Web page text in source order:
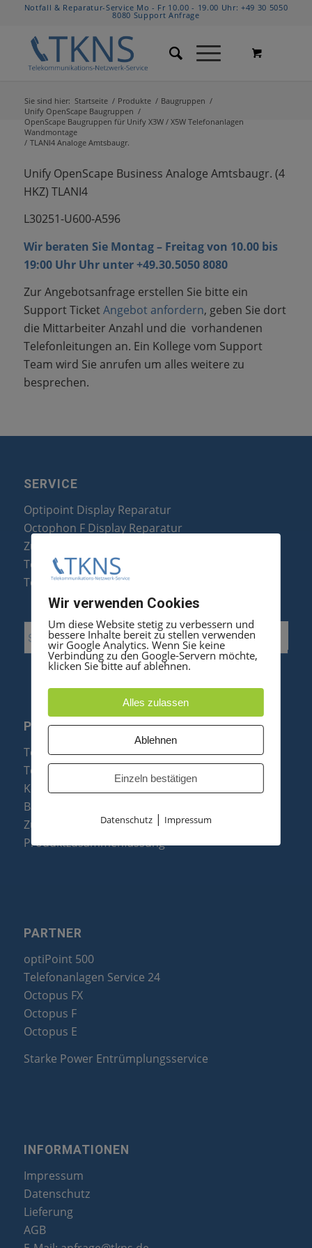
Notfall & Reparatur-Service Mo - Fr 10.00 - 19.00 Uhr:+49 30 5050
8080 Support Anfrage
Sie sind hier: Startseite / Produkte / Baugruppen /
Unify OpenScape Baugruppen /
OpenScape Baugruppen für Unify X3W / X5W Telefonanlagen
Wandmontage
/ TLANI4 Analoge Amtsbaugr.
Unify OpenScape Business Analoge Amtsbaugr. (4
HKZ) TLANI4
L30251-U600-A596
Wir beraten Sie Montag – Freitag von 10.00 bis
19:00 Uhr Uhr unter +49.30.5050 8080
Zur Angebotsanfrage erstellen Sie bitte ein
Support TicketAngebot anfordern, geben Sie dort
die Mittarbeiter Anzahl und die vorhandenen
Telefonleitungen an. Ein Kollege vom Support
Team wird Sie anrufen um alles weitere zu
besprechen.
SERVICE
Optipoint Display Reparatur
Octophon F Display Reparatur
Zubehör & Ersatzteile
Telefonanlagen Optimierung
Telefonanlagen Erweiterung
PRODUKTE
Telefonanlagen
Telefone
Konftel Konferenztelefone
Baugruppen
Zubehör & Ersatzteile
Produktzusammenfassung
PARTNER
optiPoint 500
Telefonanlagen Service 24
Octopus FX
Octopus F
Octopus E
Starke Power Entrümplungsservice
INFORMATIONEN
Impressum
Datenschutz
Lieferung
AGB
Wir verwenden Cookies
Um diese Website stetig zu verbessern und
bessere Inhalte bereit zu stellen verwenden
wir Google Analytics. Wenn Sie keine
Verbindung zu den Google-Servern möchte,
klicken Sie bitte auf ablehnen.
Alles zulassen
Ablehnen
Einzeln bestätigen
Datenschutz| Impressum